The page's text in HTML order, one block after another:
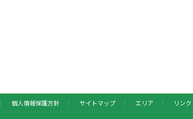
個人情報保護方針 サイトマップ エリア リンク